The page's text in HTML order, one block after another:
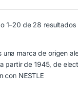
1–20 de 28 resultados
una marca de origen
partir de 1945, de
con NESTLE